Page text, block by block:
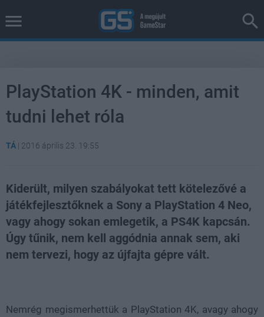
PlayStation 4K - minden, amit
tudni lehet róla
TÁ | 2016 április 23. 19:55
Kiderült, milyen szabályokat tett kötelezővé a
játékfejlesztőknek a Sony a PlayStation 4 Neo,
vagy ahogy sokan emlegetik, a PS4K kapcsán.
Úgy tűnik, nem kell aggódnia annak sem, aki
nem tervezi, hogy az újfajta gépre vált.
Nemrég megismerhettük a PlayStation 4K, avagy ahogy